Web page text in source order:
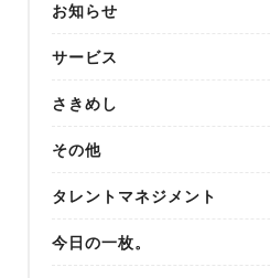
お知らせ
サービス
さきめし
その他
タレントマネジメント
今日の一枚。